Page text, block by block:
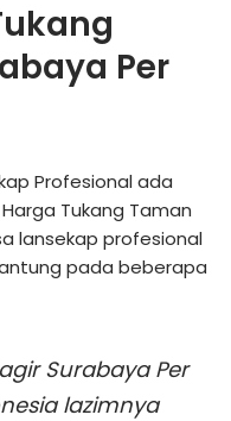
Per
Profesional ada
Tukang Taman
lansekap profesional
pada beberapa
Surabaya Per
lazimnya